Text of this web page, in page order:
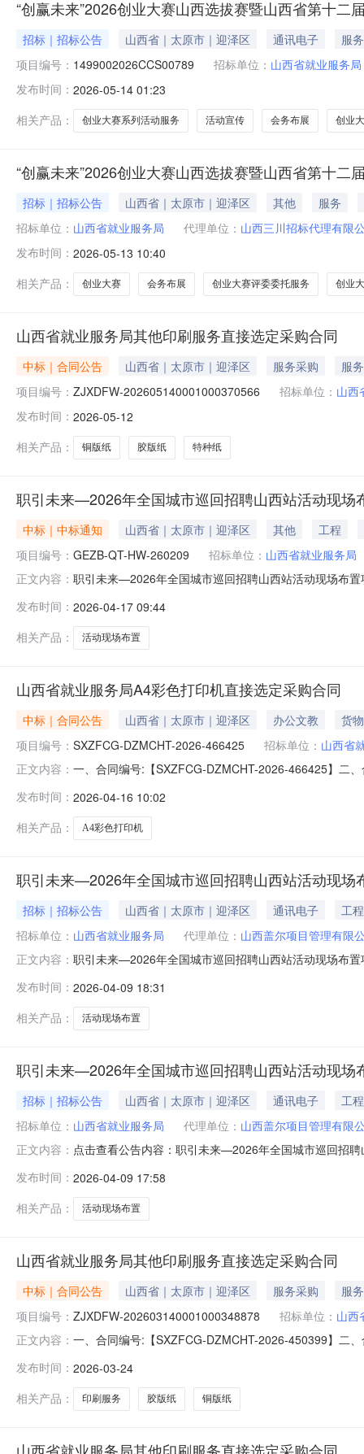
“创赢未来”2026创业大赛山西选拔赛暨山西省第十
招标｜招标公告 山西省｜太原市｜迎泽区 通讯电子
服务
项目编号： 1499002026CCS00789 招标单位： 山西省就业服务局
发布时间： 2026-05-14 01:23
相关产品：
创业大赛系列活动服务 活动宣传 会务布展 创业
“创赢未来”2026创业大赛山西选拔赛暨山西省第十二
招标｜招标公告 山西省｜太原市｜迎泽区 其他
服务
招标单位： 山西省就业服务局 代理单位： 山西三川招标代理有限
发布时间： 2026-05-13 10:40
相关产品：
创业大赛 会务布展 创业大赛评委委托服务 创业
山西省就业服务局其他印刷服务直接选定采购合同
中标｜合同公告 山西省｜太原市｜迎泽区 服务采购
服务
项目编号： ZJXDFW-202605140001000370566 招标单位： 山西
发布时间： 2026-05-12
相关产品：
铜版纸 胶版纸 特种纸
职引未来—2026年全国城市巡回招聘山西站活动现场
中标｜中标通知 山西省｜太原市｜迎泽区 其他
工程
项目编号： GEZB-QT-HW-260209 招标单位： 山西省就业服务局
正文内容： 职引未来—2026年全国城市巡回招聘山西站活动现场布
果公告如下：一、项目名称：职引未来—2026年全国城
日四、成交时间：2
发布时间： 2026-04-17 09:44
相关产品：
活动现场布置
山西省就业服务局A4彩色打印机直接选定采购合同
中标｜合同公告 山西省｜太原市｜迎泽区 办公文教
货物
项目编号： SXZFCG-DZMCHT-2026-466425 招标单位： 山西省
正文内容： 一、合同编号:【SXZFCG-DZMCHT-2026-466425】二
司】地址：太原市小店区南内环街102号阳光数码港
发布时间： 2026-04-16 10:02
相关产品：
A4彩色打印机
职引未来—2026年全国城市巡回招聘山西站活动现场
招标｜招标公告 山西省｜太原市｜迎泽区 通讯电子
工程
招标单位： 山西省就业服务局 代理单位： 山西盖尔项目管理有限
正文内容： 职引未来—2026年全国城市巡回招聘山西站活动现场布
布置项目1.2采购人：山西省就业服务局1.3采购代理机
范围：本次采
发布时间： 2026-04-09 18:31
相关产品：
活动现场布置
职引未来—2026年全国城市巡回招聘山西站活动现场
招标｜招标公告 山西省｜太原市｜迎泽区 通讯电子
工程
招标单位： 山西省就业服务局 代理单位： 山西盖尔项目管理有限
正文内容： 点击查看公告内容：职引未来—2026年全国城市巡回招
发布时间： 2026-04-09 17:58
相关产品：
活动现场布置
山西省就业服务局其他印刷服务直接选定采购合同
中标｜合同公告 山西省｜太原市｜迎泽区 服务采购
服务
项目编号： ZJXDFW-202603140001000348878 招标单位： 山西
正文内容： 一、合同编号:【SXZFCG-DZMCHT-2026-450399】二
（乙方）：【山西飞泉碧峰科贸有限公司】地址：万柏
发布时间： 2026-03-24
相关产品：
印刷服务 胶版纸 铜版纸